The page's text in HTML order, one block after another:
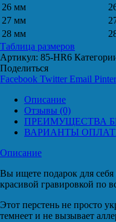
26 мм
27 мм
28 мм
Таблица размеров
Артикул: 85-HR6
Поделиться
Facebook Twitter Email
Описание
Отзывы (0)
ПРЕИМУЩЕСТВА
ВАРИАНТЫ
Описание
Вы ищете подарок для себя
красивой гравировкой по
Этот перстень не просто
темнеет и не вызывает